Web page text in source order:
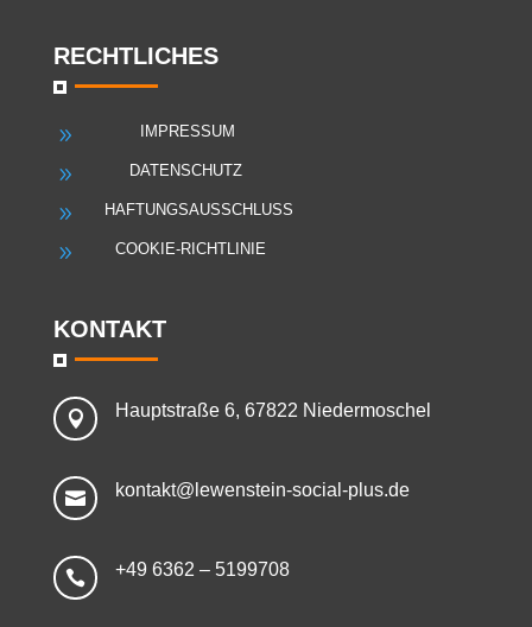
RECHTLICHES
9 IMPRESSUM
9 DATENSCHUTZ
9 HAFTUNGSAUSSCHLUSS
9 COOKIE-RICHTLINIE
KONTAKT
 Hauptstraße 6, 67822 Niedermoschel
 kontakt@lewenstein-social-plus.de
 +49 6362 – 5199708